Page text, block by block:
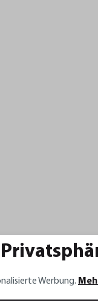
Werbung.